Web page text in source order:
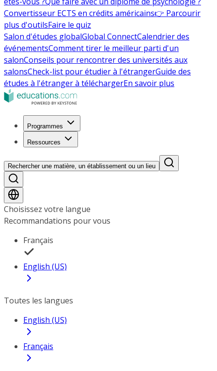
Convertisseur ECTS en crédits américains👉 Parcourir
plus d'outilsFaire le quiz
Salon d'études globalGlobal ConnectCalendrier des
événementsComment tirer le meilleur parti d'un
salonConseils pour rencontrer des universités aux
salonsCheck-list pour étudier à l'étrangerGuide des
études à l'étranger à téléchargerEn savoir plus
Programmes
Ressources
Rechercher une matière, un établissement ou un lieu
Choisissez votre langue
Recommandations pour vous
Français
English (US)
Toutes les langues
English (US)
Français